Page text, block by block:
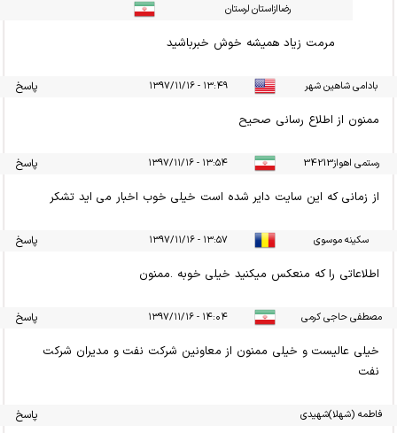
رضاازاستان لرستان
مرمت زیاد همیشه خوش خبرباشید
بادامی شاهین شهر ۱۳:۴۹ - ۱۳۹۷/۱۱/۱۶ پاسخ
ممنون از اطلاع رسانی صحیح
رستمی اهواز34213 ۱۳:۵۴ - ۱۳۹۷/۱۱/۱۶ پاسخ
از زمانی که این سایت دایر شده است خیلی خوب اخبار می اید تشکر
سکینه موسوی ۱۳:۵۷ - ۱۳۹۷/۱۱/۱۶ پاسخ
اطلاعاتی را که منعکس میکنید خیلی خوبه .ممنون
مصطفی حاجی کرمی ۱۴:۰۴ - ۱۳۹۷/۱۱/۱۶ پاسخ
خیلی عالیست و خیلی ممنون از معاونین شرکت نفت و مدیران شرکت
نفت
فاطمه (شهلا)شهیدی
پاسخ